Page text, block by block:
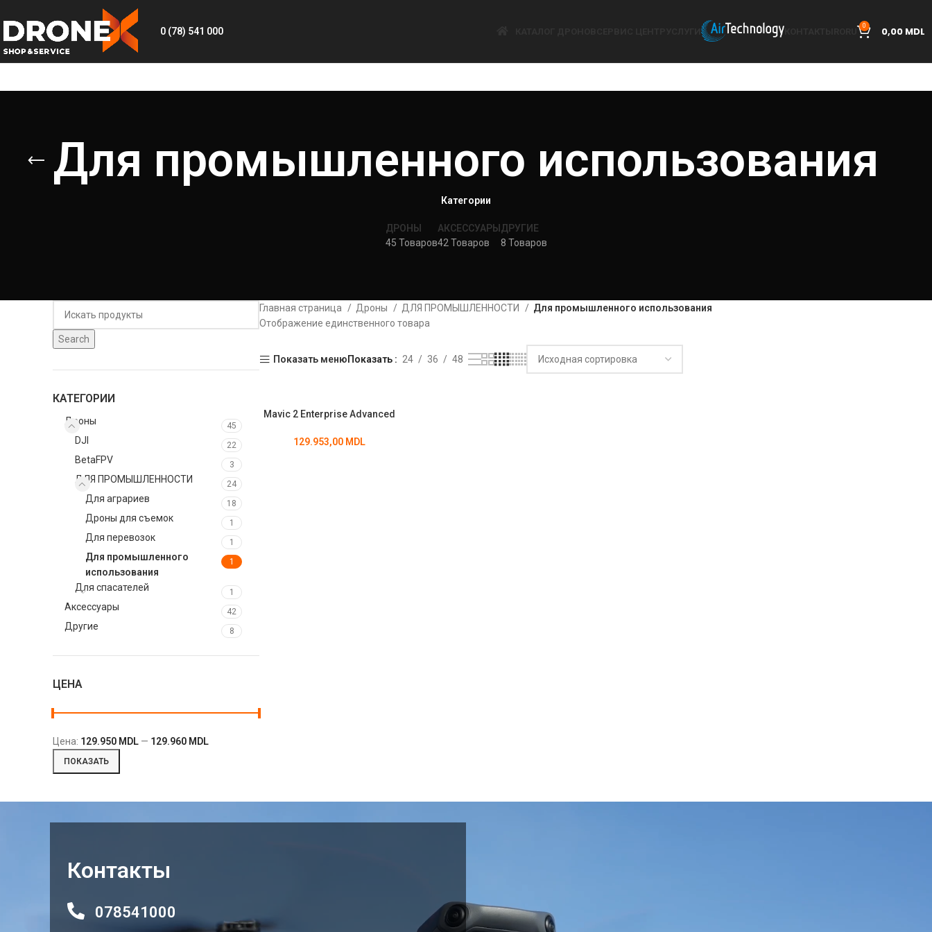
0 (78) 541 000 0 0,00 MDL
Для промышленного использования
Категории
ДРОНЫ
45 Товаров
АКСЕССУАРЫ
42 Товаров
ДРУГИЕ
8 Товаров
Search
КАТЕГОРИИ
Дроны 45
DJI 22
BetaFPV 3
ДЛЯ ПРОМЫШЛЕННОСТИ 24
Для аграриев 18
Дроны для съемок 1
Для перевозок 1
Для промышленного
использования
1
Для спасателей 1
Аксессуары 42
Другие 8
ЦЕНА
ПОКАЗАТЬ
Цена: 129.950 MDL — 129.960 MDL
Главная страница Дроны ДЛЯ ПРОМЫШЛЕННОСТИ
Для промышленного использования
Отображение единственного товара
Показать менюПоказать 24 36 48
Mavic 2 Enterprise Advanced
129.953,00 MDL
Контакты
078541000